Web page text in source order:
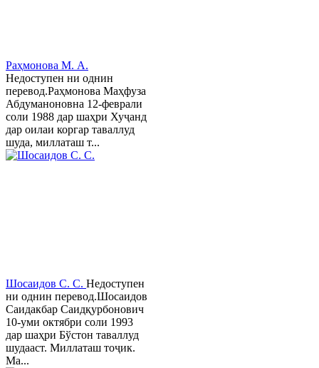
Раҳмонова М. А.
Недоступен ни однин
перевод.Раҳмонова Маҳфуза
Абдуманоновна 12-феврали
соли 1988 дар шаҳри Хуҷанд
дар оилаи коргар таваллуд
шуда, миллаташ т...
Шосаидов С. С. Недоступен
ни однин перевод.Шосаидов
Саидакбар Саидқурбонович
10-уми октябри соли 1993
дар шаҳри Бўстон таваллуд
шудааст. Миллаташ тоҷик.
Ма...